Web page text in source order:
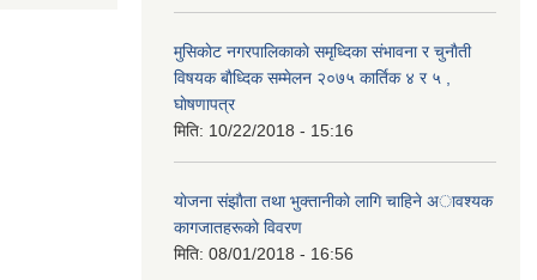
मुसिकाेट नगरपालिकाकाे समृध्दिका संभावना र चुनाैती
विषयक बाैध्दिक सम्मेलन २०७५ कार्तिक ४ र ५ ,
घाेषणापत्र
मिति: 10/22/2018 - 15:16
याेजना संझाैता तथा भुक्तानीकाे लागि चाहिने अावश्यक
कागजातहरूकाे विवरण
मिति: 08/01/2018 - 16:56